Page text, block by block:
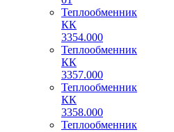
Теплообменник
КК
3354.000
Теплообменник
КК
3357.000
Теплообменник
КК
3358.000
Теплообменник